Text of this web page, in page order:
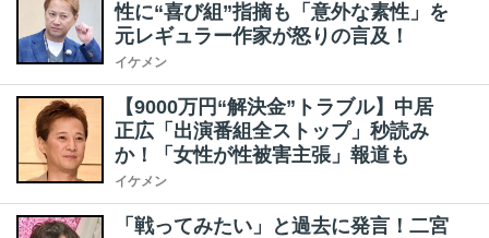
性に“喜び組”指摘も「意外な素性」を
元レギュラー作家が怒りの言及！
イケメン
【9000万円“解決金”トラブル】中居
正広「出演番組全ストップ」秒読み
か！「女性が性被害主張」報道も
イケメン
「戦ってみたい」と過去に発言！二宮